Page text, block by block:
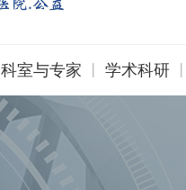
科室与专家 | 学术科研 |